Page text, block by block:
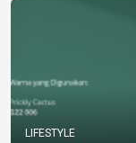
LIFESTYLE